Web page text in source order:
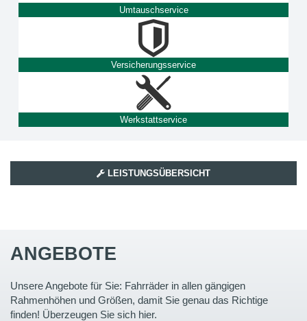
Umtauschservice
Versicherungsservice
Werkstattservice
LEISTUNGSÜBERSICHT
ANGEBOTE
Unsere Angebote für Sie: Fahrräder in allen gängigen
Rahmenhöhen und Größen, damit Sie genau das Richtige
finden! Überzeugen Sie sich hier.